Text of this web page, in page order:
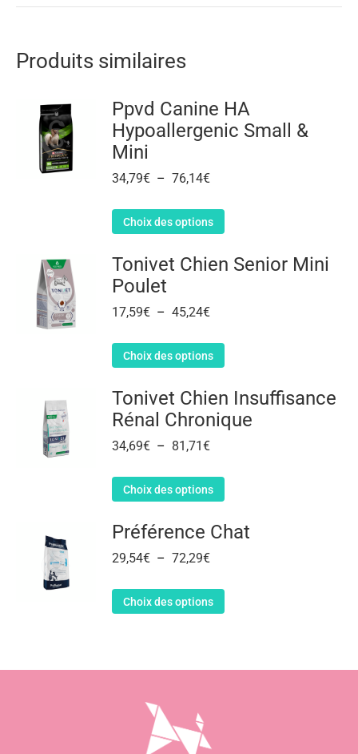
Produits similaires
Ppvd Canine HA
Hypoallergenic Small &
Mini
34,79€ – 76,14€
Choix des options
Tonivet Chien Senior Mini
Poulet
17,59€ – 45,24€
Choix des options
Tonivet Chien Insuffisance
Rénal Chronique
34,69€ – 81,71€
Choix des options
Préférence Chat
29,54€ – 72,29€
Choix des options